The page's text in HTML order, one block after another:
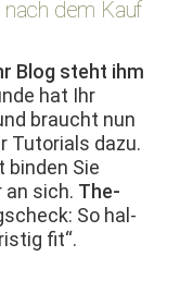
dem Kauf
Blog ste­ht ihm
hat Ihr
braucht nun
Tuto­ri­als dazu.
binden Sie
an sich. The­
So hal­
fit“.